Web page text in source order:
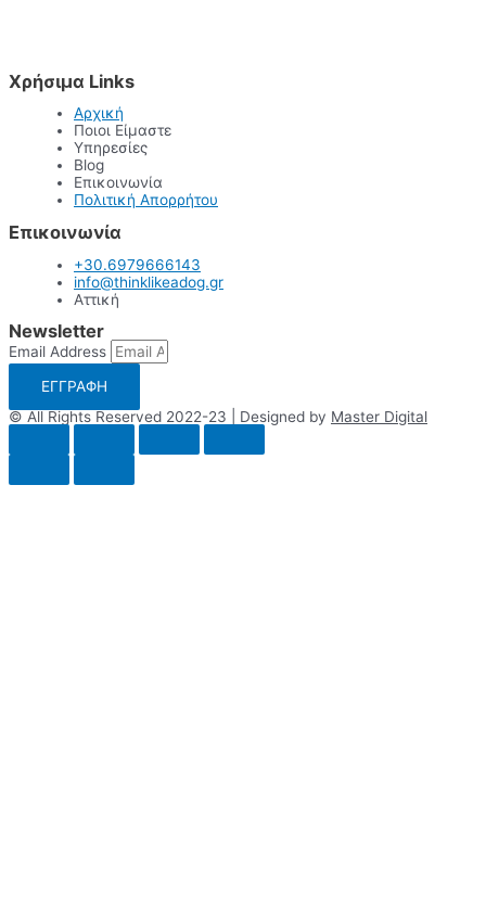
Χρήσιμα Links
Αρχική
Ποιοι Είμαστε
Υπηρεσίες
Blog
Επικοινωνία
Πολιτική Απορρήτου
Επικοινωνία
+30.6979666143
info@thinklikeadog.gr
Αττική
Newsletter
Email Address
ΕΓΓΡΑΦΗ
© All Rights Reserved 2022-23 | Designed by Master Digital